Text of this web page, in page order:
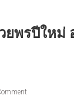
ยพรปีใหม่